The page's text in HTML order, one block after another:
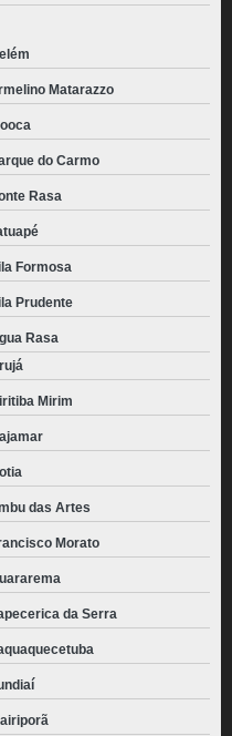
Matarazzo
do Carmo
Rasa
Formosa
Prudente
Rasa
Mirim
das Artes
Morato
da Serra